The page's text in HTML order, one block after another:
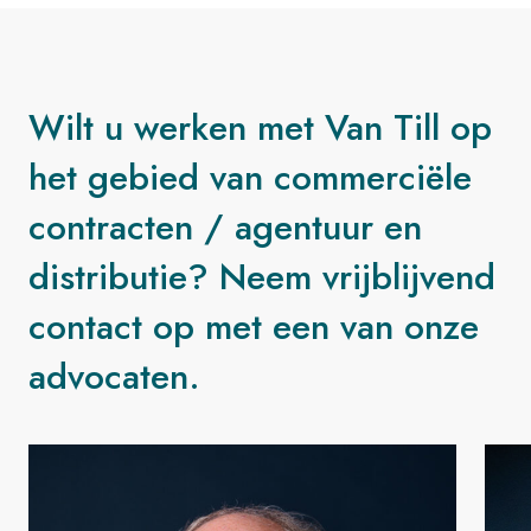
Wilt u werken met Van Till op
het gebied van commerciële
contracten / agentuur en
distributie? Neem vrijblijvend
contact op met een van onze
advocaten.